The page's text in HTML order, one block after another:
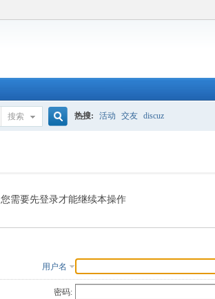
搜索
索
热搜: 活动 交友 discuz
您需要先登录才能继续本操作
用户名
密码: